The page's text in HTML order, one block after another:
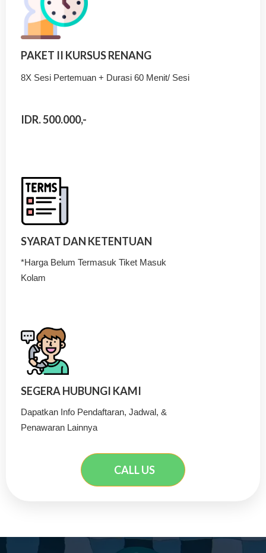
PAKET II KURSUS RENANG
8X Sesi Pertemuan + Durasi 60 Menit/ Sesi
IDR. 500.000,-
SYARAT DAN KETENTUAN
*Harga Belum Termasuk Tiket Masuk
Kolam
SEGERA HUBUNGI KAMI
Dapatkan Info Pendaftaran, Jadwal, &
Penawaran Lainnya
CALL US